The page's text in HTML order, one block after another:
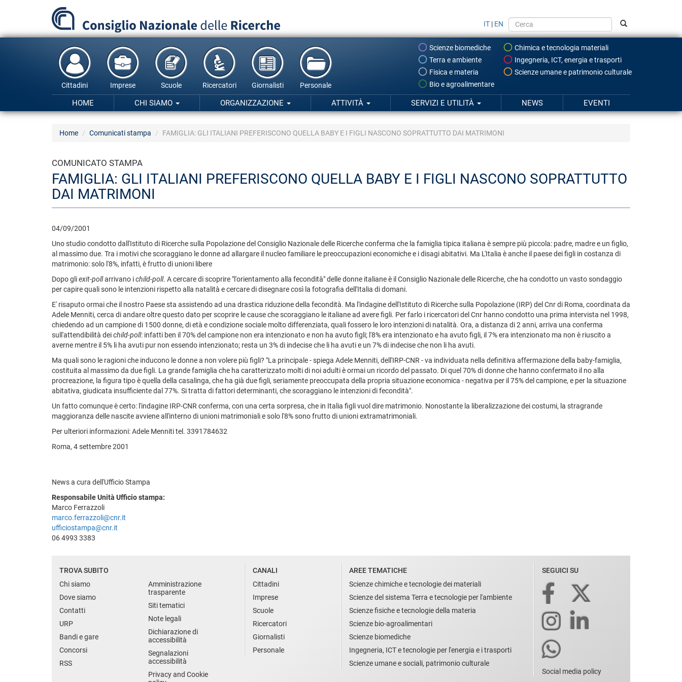
principale
IT | EN
Scienze biomediche
Chimica e tecnologia materiali
Terra e ambiente
Ingegneria, ICT, energia e trasporti
Fisica e materia
Scienze umane e patrimonio culturale
Bio e agroalimentare
Cittadini Imprese Scuole Ricercatori Giornalisti Personale
HOME CHI SIAMO ORGANIZZAZIONE ATTIVITÀ SERVIZI E UTILITÀ NEWS EVENTI
Home Comunicati stampa FAMIGLIA: GLI ITALIANI PREFERISCONO QUELLA BABY E I FIGLI NASCONO SOPRATTUTTO DAI MATRIMONI
COMUNICATO STAMPA
FAMIGLIA: GLI ITALIANI PREFERISCONO QUELLA BABY E I FIGLI NASCONO SOPRATTUTTO
DAI MATRIMONI
04/09/2001
Uno studio condotto dall'Istituto di Ricerche sulla Popolazione del Consiglio Nazionale delle Ricerche conferma che la famiglia tipica italiana è sempre più piccola: padre, madre e un figlio,
al massimo due. Tra i motivi che scoraggiano le donne ad allargare il nucleo familiare le preoccupazioni economiche e i disagi abitativi. Ma L'Italia è anche il paese dei figli in costanza di
matrimonio: solo l'8%, infatti, è frutto di unioni libere
Dopo gliexit-pollarrivano ichild-poll. A cercare di scoprire "l'orientamento alla fecondità" delle donne italiane è il Consiglio Nazionale delle Ricerche, che ha condotto un vasto sondaggio
per capire quali sono le intenzioni rispetto alla natalità e cercare di disegnare così la fotografia dell'Italia di domani.
E' risaputo ormai che il nostro Paese sta assistendo ad una drastica riduzione della fecondità. Ma l'indagine dell'Istituto di Ricerche sulla Popolazione (IRP) del Cnr di Roma, coordinata da
Adele Menniti, cerca di andare oltre questo dato per scoprire le cause che scoraggiano le italiane ad avere figli. Per farlo i ricercatori del Cnr hanno condotto una prima intervista nel 1998,
chiedendo ad un campione di 1500 donne, di età e condizione sociale molto differenziata, quali fossero le loro intenzioni di natalità. Ora, a distanza di 2 anni, arriva una conferma
sull'attendibilità deichild-poll: infatti ben il 70% del campione non era intenzionato e non ha avuto figli; l'8% era intenzionato e ha avuto figli, il 7% era intenzionato ma non è riuscito a
averne mentre il 5% li ha avuti pur non essendo intenzionato; resta un 3% di indecise che li ha avuti e un 7% di indecise che non li ha avuti.
Ma quali sono le ragioni che inducono le donne a non volere più figli? "La principale - spiega Adele Menniti, dell'IRP-CNR - va individuata nella definitiva affermazione della baby-famiglia,
costituita al massimo da due figli. La grande famiglia che ha caratterizzato molti di noi adulti è ormai un ricordo del passato. Di quel 70% di donne che hanno confermato il no alla
procreazione, la figura tipo è quella della casalinga, che ha già due figli, seriamente preoccupata della propria situazione economica - negativa per il 75% del campione, e per la situazione
abitativa, giudicata insufficiente dal 77%. Si tratta di fattori determinanti, che scoraggiano le intenzioni di fecondità".
Un fatto comunque è certo: l'indagine IRP-CNR conferma, con una certa sorpresa, che in Italia figli vuol dire matrimonio. Nonostante la liberalizzazione dei costumi, la stragrande
maggioranza delle nascite avviene all'interno di unioni matrimoniali e solo l'8% sono frutto di unioni extramatrimoniali.
Per ulteriori informazioni: Adele Menniti tel. 3391784632
Roma, 4 settembre 2001
News a cura dell'Ufficio Stampa
Responsabile Unità Ufficio stampa:
Marco Ferrazzoli
marco.ferrazzoli@cnr.it
ufficiostampa@cnr.it
06 4993 3383
TROVA SUBITO
Chi siamo
Dove siamo
Contatti
URP
Bandi e gare
Concorsi
RSS
Amministrazione
trasparente
Siti tematici
Note legali
Dichiarazione di
accessibilità
Segnalazioni
accessibilità
Privacy and Cookie
CANALI
Cittadini
Imprese
Scuole
Ricercatori
Giornalisti
Personale
AREE TEMATICHE
Scienze chimiche e tecnologie dei materiali
Scienze del sistema Terra e tecnologie per l'ambiente
Scienze fisiche e tecnologie della materia
Scienze bio-agroalimentari
Scienze biomediche
Ingegneria, ICT e tecnologie per l'energia e i trasporti
Scienze umane e sociali, patrimonio culturale
SEGUICI SU
Social media policy